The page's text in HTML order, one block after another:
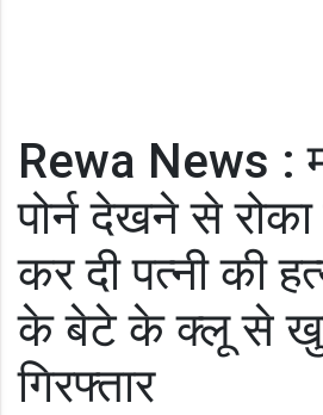
Rewa News :
पोर्न देखने से
कर दी पत्नी की
के बेटे के क्लू से
गिरफ्तार